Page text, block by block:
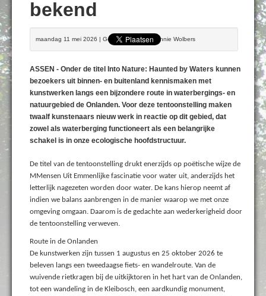
bekend
maandag 11 mei 2026 | Geschreven door Bennie Wolbers
ASSEN - Onder de titel Into Nature: Haunted by Waters kunnen
bezoekers uit binnen- en buitenland kennismaken met
kunstwerken langs een bijzondere route in waterbergings- en
natuurgebied de Onlanden. Voor deze tentoonstelling maken
twaalf kunstenaars nieuw werk in reactie op dit gebied, dat
zowel als waterberging functioneert als een belangrijke
schakel is in onze ecologische hoofdstructuur.
De titel van de tentoonstelling drukt enerzijds op poëtische wijze de
MMensen Uit Emmenlijke fascinatie voor water uit, anderzijds het
letterlijk nagezeten worden door water. De kans hierop neemt af
indien we balans aanbrengen in de manier waarop we met onze
omgeving omgaan. Daarom is de gedachte aan wederkerigheid door
de tentoonstelling verweven.
Route in de Onlanden
De kunstwerken zijn tussen 1 augustus en 25 oktober 2026 te
beleven langs een tweedaagse fiets- en wandelroute. Van de
wuivende rietkragen bij de uitkijktoren in het hart van de Onlanden,
tot een wandeling in de Kleibosch, een aardkundig monument,